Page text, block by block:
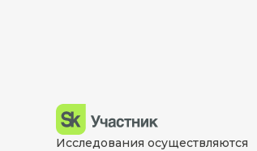
Исследования осуществляются